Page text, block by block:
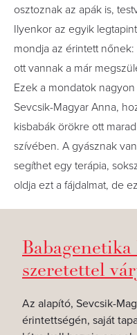
osztoznak az apák is,
Ilyenkor az egyik
mondja az érintett nőnek:
ott vannak a már
Ezek a mondatok
Sevcsik-Magyar Anna,
kisbabák örökre ott
szívében. A gyásznak
segíthet egy terápia,
oldja ezt a fájdalmat, de
szeretettel
Az alapító, Sevcsik-
érintettségén, saját